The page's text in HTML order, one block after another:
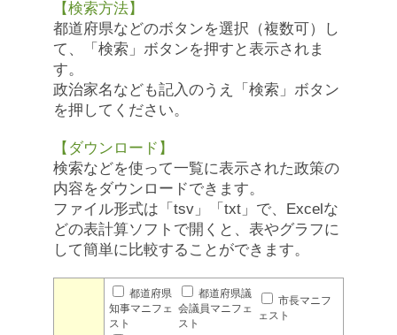
【検索方法】
都道府県などのボタンを選択（複数可）し
て、「検索」ボタンを押すと表示されま
す。
政治家名なども記入のうえ「検索」ボタン
を押してください。
【ダウンロード】
検索などを使って一覧に表示された政策の
内容をダウンロードできます。
ファイル形式は「tsv」「txt」で、Excelな
どの表計算ソフトで開くと、表やグラフに
して簡単に比較することができます。
都道府県
知事マニフェ
スト
都道府県議
会議員マニフェ
スト
市長マニフ
ェスト